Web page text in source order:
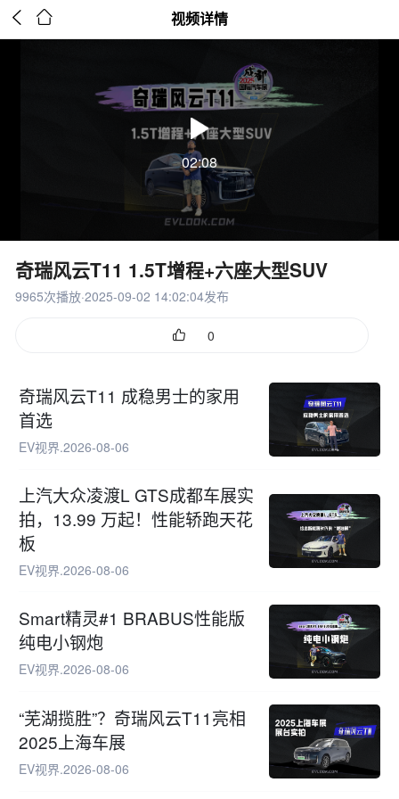
  视频详情
02:08
奇瑞风云T11 1.5T增程+六座大型SUV
9965次播放·2025-09-02 14:02:04发布
 0
奇瑞风云T11 成稳男士的家用
首选
EV视界.2026-08-06
上汽大众凌渡L GTS成都车展实
拍，13.99 万起！性能轿跑天花
板
EV视界.2026-08-06
Smart精灵#1 BRABUS性能版
纯电小钢炮
EV视界.2026-08-06
“芜湖揽胜”？奇瑞风云T11亮相
2025上海车展
EV视界.2026-08-06